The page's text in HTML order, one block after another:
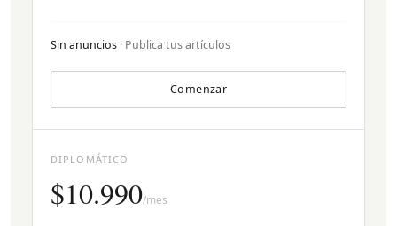
Sin anuncios · Publica tus artículos
Comenzar
DIPLOMÁTICO
$10.990/mes